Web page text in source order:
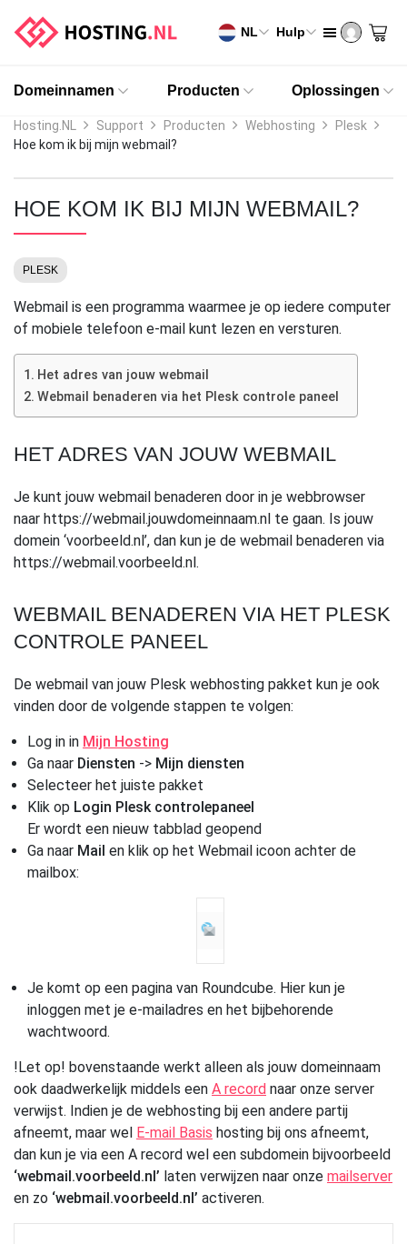
Domeinnamen Producten Oplossingen
NL Hulp
Hosting.NL Support Producten Webhosting
Plesk
Hoe kom ik bij mijn webmail?
HOE KOM IK BIJ MIJN WEBMAIL?
PLESK
Webmail is een programma waarmee je op iedere computer
of mobiele telefoon e-mail kunt lezen en versturen.
Het adres van jouw webmail
Webmail benaderen via het Plesk controle paneel
HET ADRES VAN JOUW WEBMAIL
Je kunt jouw webmail benaderen door in je webbrowser
naar https://webmail.jouwdomeinnaam.nl te gaan. Is jouw
domein ‘voorbeeld.nl’, dan kun je de webmail benaderen via
https://webmail.voorbeeld.nl.
WEBMAIL BENADEREN VIA HET PLESK
CONTROLE PANEEL
De webmail van jouw Plesk webhosting pakket kun je ook
vinden door de volgende stappen te volgen:
Log in in Mijn Hosting
Ga naar Diensten -> Mijn diensten
Selecteer het juiste pakket
Klik op Login Plesk controlepaneel
Er wordt een nieuw tabblad geopend
Ga naar Mail en klik op het Webmail icoon achter de
mailbox:
Je komt op een pagina van Roundcube. Hier kun je
inloggen met je e-mailadres en het bijbehorende
wachtwoord.
!Let op! bovenstaande werkt alleen als jouw domeinnaam
ook daadwerkelijk middels een A record naar onze server
verwijst. Indien je de webhosting bij een andere partij
afneemt, maar wel E-mail Basis hosting bij ons afneemt,
dan kun je via een A record wel een subdomein bijvoorbeeld
‘webmail.voorbeeld.nl’ laten verwijzen naar onze mailserver
en zo ‘webmail.voorbeeld.nl’ activeren.